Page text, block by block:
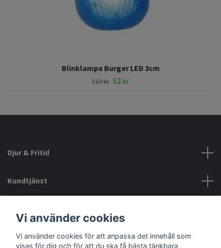
Blinklampa Burger LED 3cm
110 kr 52 kr
Djur & Fritid
Kundtjänst
Sociala medier
Vi använder cookies
Vi använder cookies för att anpassa det innehåll som
visas för dig och för att du ska få bästa tänkbara